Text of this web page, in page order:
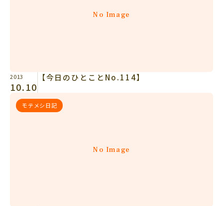
No Image
2013
10.10
【今日のひとことNo.114】
No Image
モテメシ日記